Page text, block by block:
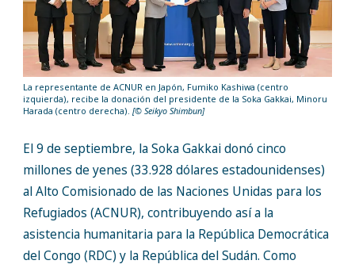
La representante de ACNUR en Japón, Fumiko Kashiwa (centro
izquierda), recibe la donación del presidente de la Soka Gakkai, Minoru
Harada (centro derecha). [© Seikyo Shimbun]
El 9 de septiembre, la Soka Gakkai donó cinco
millones de yenes (33.928 dólares estadounidenses)
al Alto Comisionado de las Naciones Unidas para los
Refugiados (ACNUR), contribuyendo así a la
asistencia humanitaria para la República Democrática
del Congo (RDC) y la República del Sudán. Como